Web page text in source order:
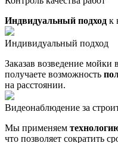
Индвидуальный подход к
Индивидуальный подход
Заказав возведение
получаете возможность
на расстоянии.
Видеонаблюдение за
Мы применяем
что позволяет сократить